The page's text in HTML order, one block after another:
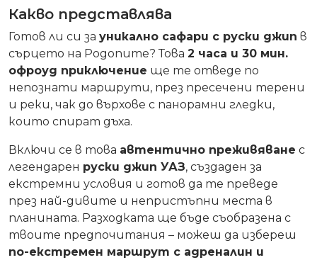
Какво представлява
Готов ли си за уникално сафари с руски джип в
сърцето на Родопите? Това 2 часа и 30 мин.
офроуд приключение ще те отведе по
непознати маршрути, през пресечени терени
и реки, чак до върхове с панорамни гледки,
които спират дъха.
Включи се в това автентично преживяване с
легендарен руски джип УАЗ, създаден за
екстремни условия и готов да те преведе
през най-дивите и непристъпни места в
планината. Разходката ще бъде съобразена с
твоите предпочитания – можеш да избереш
по-екстремен маршрут с адреналин и